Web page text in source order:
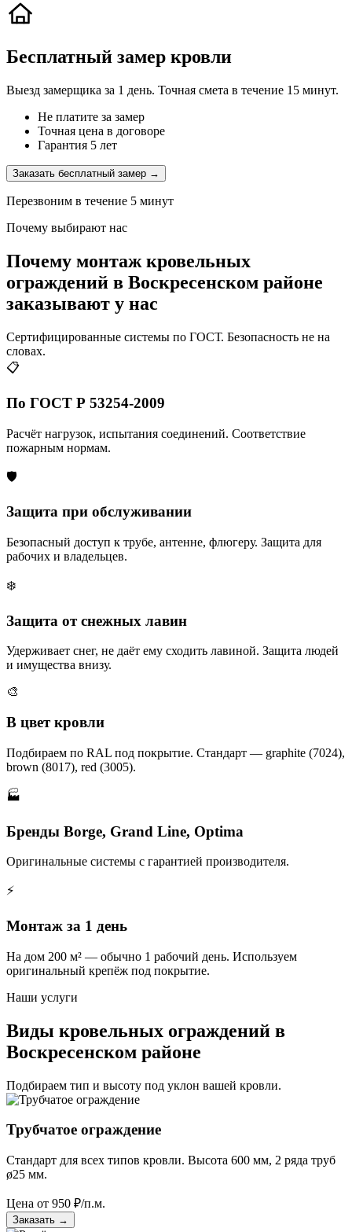
Бесплатный замер кровли
Выезд замерщика за 1 день. Точная смета в течение 15 минут.
Не платите за замер
Точная цена в договоре
Гарантия 5 лет
Заказать бесплатный замер →
Перезвоним в течение 5 минут
Почему выбирают нас
Почему монтаж кровельных
ограждений в Воскресенском районе
заказывают у нас
Сертифицированные системы по ГОСТ. Безопасность не на
словах.
📋
По ГОСТ Р 53254-2009
Расчёт нагрузок, испытания соединений. Соответствие
пожарным нормам.
🛡️
Защита при обслуживании
Безопасный доступ к трубе, антенне, флюгеру. Защита для
рабочих и владельцев.
❄️
Защита от снежных лавин
Удерживает снег, не даёт ему сходить лавиной. Защита людей
и имущества внизу.
🎨
В цвет кровли
Подбираем по RAL под покрытие. Стандарт — graphite (7024),
brown (8017), red (3005).
🏭
Бренды Borge, Grand Line, Optima
Оригинальные системы с гарантией производителя.
⚡
Монтаж за 1 день
На дом 200 м² — обычно 1 рабочий день. Используем
оригинальный крепёж под покрытие.
Наши услуги
Виды кровельных ограждений в
Воскресенском районе
Подбираем тип и высоту под уклон вашей кровли.
Трубчатое ограждение
Стандарт для всех типов кровли. Высота 600 мм, 2 ряда труб
ø25 мм.
Цена от 950 ₽/п.м.
Заказать →